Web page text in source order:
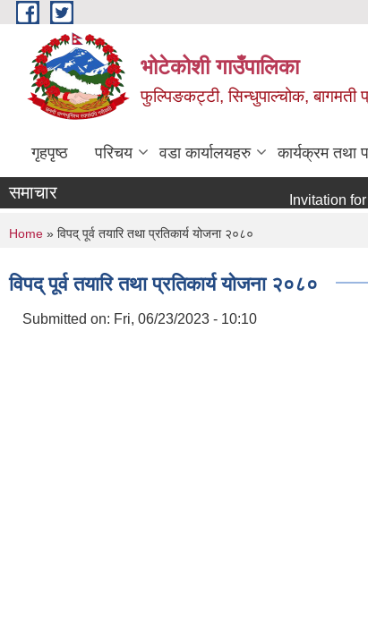
Skip to main content
भोटेकोशी गाउँपालिका
फुल्पिङकट्टी, सिन्धुपाल्चोक, बागमती
गृहपृष्ठ परिचय वडा कार्यालयहरु कार्यक्रम तथा
समाचार Invitation for E-
You are here
Home » विपद् पूर्व तयारि तथा प्रतिकार्य योजना २०८०
विपद् पूर्व तयारि तथा प्रतिकार्य योजना २०८०
Submitted on: Fri, 06/23/2023 - 10:10